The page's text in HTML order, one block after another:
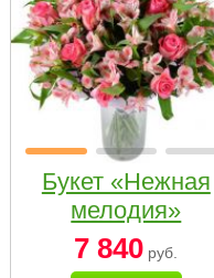
Букет «Нежная
мелодия»
7 840 руб.